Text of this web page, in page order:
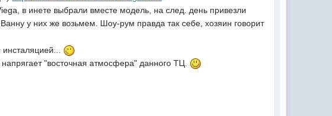
в инете выбрали вместе модель, на след. день привезли
у них же возьмем. Шоу-рум правда так себе, хозяин говорит
инсталяцией...
"восточная атмосфера" данного ТЦ.